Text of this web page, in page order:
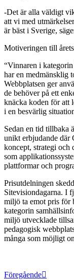
-Det är alla väldigt
att vi med
är bäst i Sverige,
Motiveringen till
“Vinnaren i
har en medmänsklig
Webbplatsen ger
de behöver på ett
knäcka koden för att
i en besvärlig
Sedan en tid tillbaka
unikt erbjudande där
koncept, strategi och
som
plattformar och
Prisutdelningen
Sitevisiondagarna. I
miljö ta emot pris för
kategorin
miljö utvecklade
pedagogisk
många som möjligt
Föregående